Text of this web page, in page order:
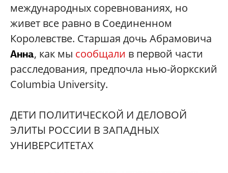
международных соревнованиях, но
живет все равно в Соединенном
Королевстве. Старшая дочь Абрамовича
Анна, как мы сообщали в первой части
расследования, предпочла нью-йоркский
Columbia University.
ДЕТИ ПОЛИТИЧЕСКОЙ И ДЕЛОВОЙ
ЭЛИТЫ РОССИИ В ЗАПАДНЫХ
УНИВЕРСИТЕТАХ